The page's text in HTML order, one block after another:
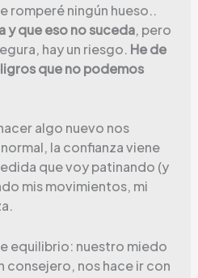
romperé ningún hueso..
y que eso no suceda, pero
hay un riesgo. He de
que no podemos
algo nuevo nos
la confianza viene
que voy patinando (y
mis movimientos, mi
equilibrio: nuestro miedo
consejero, nos hace ir con